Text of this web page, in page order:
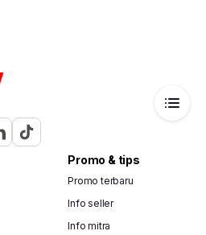
Promo & tips
Promo terbaru
Info seller
Info mitra